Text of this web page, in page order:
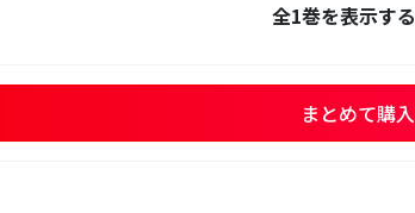
全1巻を表示する
まとめて購入